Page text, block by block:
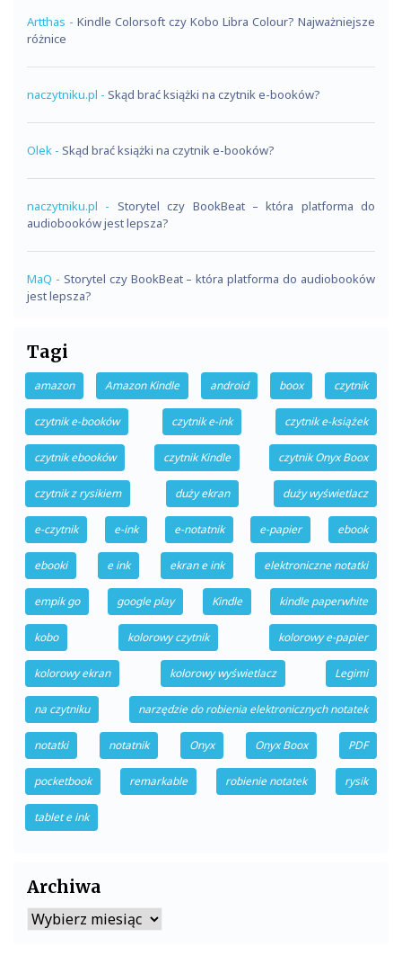
Artthas - Kindle Colorsoft czy Kobo Libra Colour? Najważniejsze
różnice
naczytniku.pl - Skąd brać książki na czytnik e-booków?
Olek - Skąd brać książki na czytnik e-booków?
naczytniku.pl - Storytel czy BookBeat – która platforma do
audiobooków jest lepsza?
MaQ - Storytel czy BookBeat – która platforma do audiobooków
jest lepsza?
Tagi
amazon Amazon Kindle android boox czytnik
czytnik e-booków czytnik e-ink czytnik e-książek
czytnik ebooków czytnik Kindle czytnik Onyx Boox
czytnik z rysikiem duży ekran duży wyświetlacz
e-czytnik e-ink e-notatnik e-papier ebook
ebooki e ink ekran e ink elektroniczne notatki
empik go google play Kindle kindle paperwhite
kobo kolorowy czytnik kolorowy e-papier
kolorowy ekran kolorowy wyświetlacz Legimi
na czytniku narzędzie do robienia elektronicznych notatek
notatki notatnik Onyx Onyx Boox PDF
pocketbook remarkable robienie notatek rysik
tablet e ink
Archiwa
Archiwa